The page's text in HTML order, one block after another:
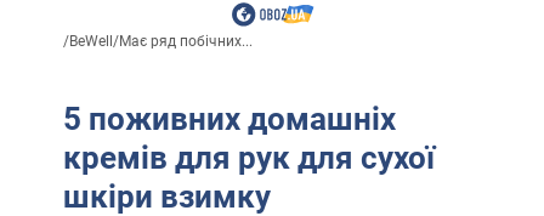
/BeWell/Має ряд побічних...
5 поживних домашніх
кремів для рук для сухої
шкіри взимку